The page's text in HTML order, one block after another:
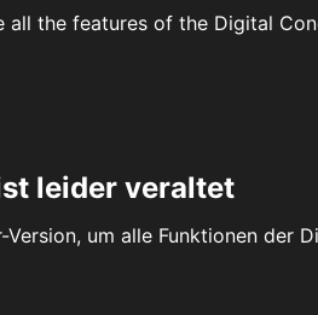
all the features of the Digital
leider veraltet
um alle Funktionen der